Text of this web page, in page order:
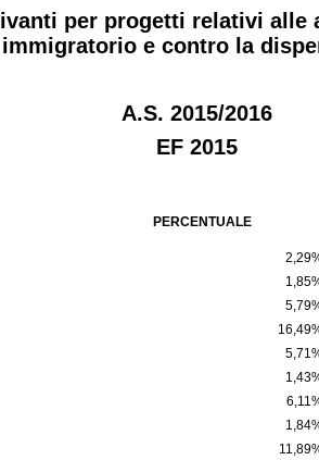
per progetti relativi alle
e contro la
A.S. 2015/2016
EF 2015
PERCENTUALE